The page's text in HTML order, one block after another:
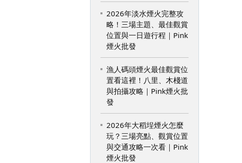
2026年淡水煙火完整攻
略！三場主題、最佳觀賞
位置與一日遊行程｜Pink
煙火批發
漁人碼頭煙火最佳觀賞位
置看這裡！八里、木棧道
與拍攝攻略｜Pink煙火批
發
2026年大稻埕煙火怎麼
玩？三場亮點、觀賞位置
與交通攻略一次看｜Pink
煙火批發